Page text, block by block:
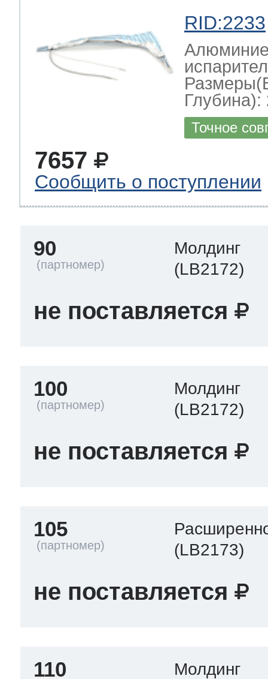
RID:2233
Глубина):
Точное
7657
Сообщить о поступлении
90
Молдинг
(LB2172)
не поставляется
100
Молдинг
(LB2172)
не поставляется
105
(LB2173)
не поставляется
110 Молдинг